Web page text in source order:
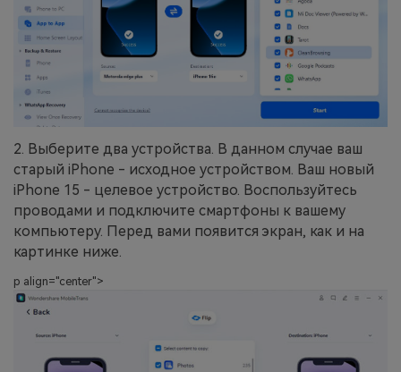
2. Выберите два устройства. В данном случае ваш
старый iPhone - исходное устройством. Ваш новый
iPhone 15 - целевое устройство. Воспользуйтесь
проводами и подключите смартфоны к вашему
компьютеру. Перед вами появится экран, как и на
картинке ниже.
p align="center">